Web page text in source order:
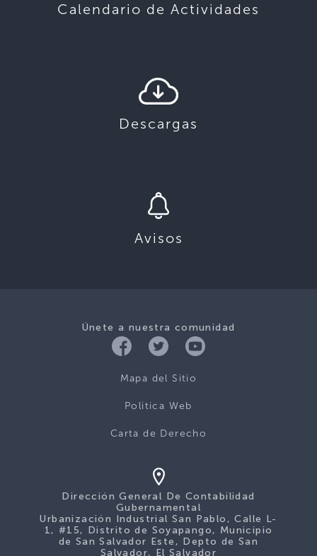
Calendario de Actividades
Descargas
Avisos
Únete a nuestra comunidad
Mapa del Sitio
Politica Web
Carta de Derecho
Dirección General De Contabilidad
Gubernamental
Urbanización Industrial San Pablo, Calle L-
1, #15, Distrito de Soyapango, Municipio
de San Salvador Este, Depto de San
Salvador, El Salvador